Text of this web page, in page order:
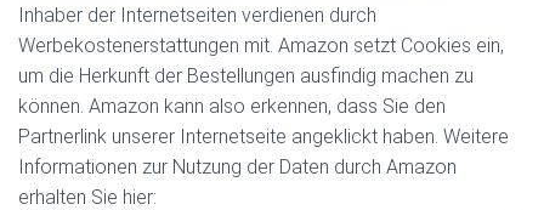
Inhaber der Internetseiten verdienen durch
Werbekostenerstattungen mit. Amazon setzt Cookies ein,
um die Herkunft der Bestellungen ausfindig machen zu
können. Amazon kann also erkennen, dass Sie den
Partnerlink unserer Internetseite angeklickt haben. Weitere
Informationen zur Nutzung der Daten durch Amazon
erhalten Sie hier: